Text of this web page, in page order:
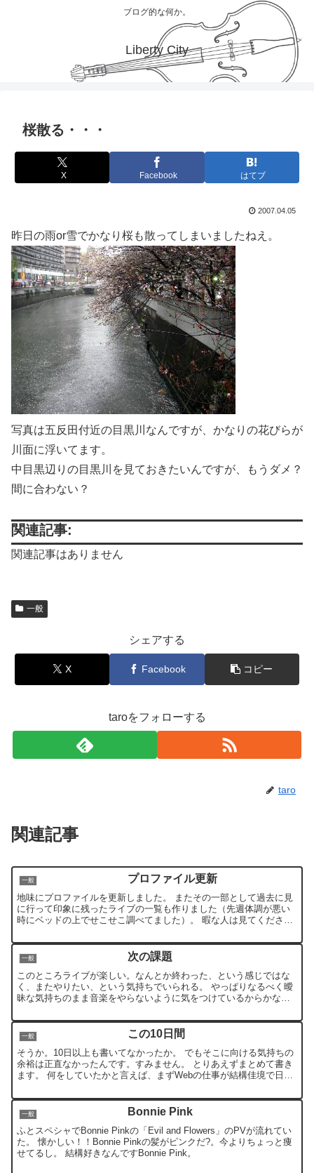
ブログ的な何か。
Liberty City
桜散る・・・
X Facebook はてブ
2007.04.05
昨日の雨or雪でかなり桜も散ってしまいましたねえ。
写真は五反田付近の目黒川なんですが、かなりの花びらが
川面に浮いてます。
中目黒辺りの目黒川を見ておきたいんですが、もうダメ？
間に合わない？
関連記事:
関連記事はありません
一般
シェアする
X Facebook コピー
taroをフォローする
taro
関連記事
一般 プロファイル更新
地味にプロファイルを更新しました。 またその一部として過去に見
に行って印象に残ったライブの一覧も作りました（先週体調が悪い
時にベッドの上でせこせこ調べてました）。 暇な人は見てくださ
一般 次の課題
このところライブが楽しい。なんとか終わった、という感じではな
く、またやりたい、という気持ちでいられる。 やっぱりなるべく曖
昧な気持ちのまま音楽をやらないように気をつけているからかな。
一般 この10日間
そうか。10日以上も書いてなかったか。 でもそこに向ける気持ちの
余裕は正直なかったんです。すみません。 とりあえずまとめて書き
ます。 何をしていたかと言えば、まずWebの仕事が結構佳境で日中
一般 Bonnie Pink
ふとスペシャでBonnie Pinkの「Evil and Flowers」のPVが流れてい
た。 懐かしい！！Bonnie Pinkの髪がピンクだ?。今よりちょっと痩
せてるし。 結構好きなんですBonnie Pink。